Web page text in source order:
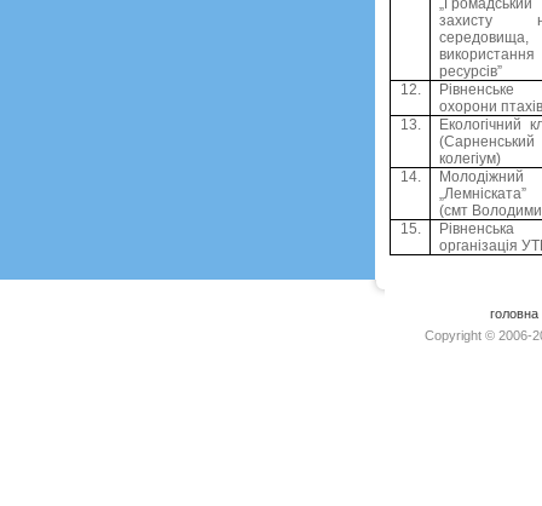
захисту
ресурсів”
12.
охорони
13.
Екологічний
колегіум)
14.
„Лемніската”
(смт
15.
організація
головна
Copyright © 2006-